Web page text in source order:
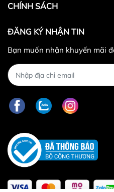
CHÍNH SÁCH
ĐĂNG KÝ NHẬN TIN
Bạn muốn nhận khuyến mãi